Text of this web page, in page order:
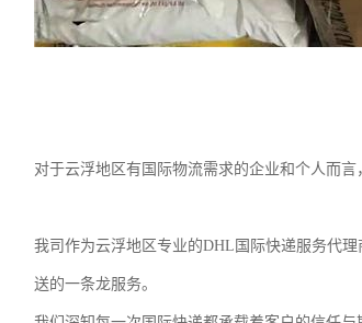
对于云浮地区有国际物流需求的企业和个人而
我司作为云浮地区专业的DHL国际快递服务代
送的一条龙服务。